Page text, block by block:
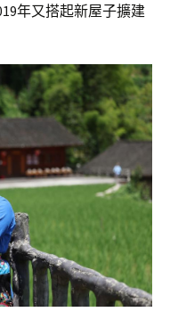
年又搭起新屋子擴建